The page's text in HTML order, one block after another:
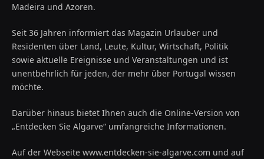
Madeira und Azoren.
Seit 36 Jahren informiert das Magazin Urlauber und
Residenten über Land, Leute, Kultur, Wirtschaft, Politik
sowie aktuelle Ereignisse und Veranstaltungen und ist
unentbehrlich für jeden, der mehr über Portugal wissen
möchte.
Darüber hinaus bietet Ihnen auch die Online-Version von
„Entdecken Sie Algarve“ umfangreiche Informationen.
Auf der Webseite www.entdecken-sie-algarve.com und auf